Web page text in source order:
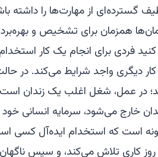
گسترده‌ای از مهارت‌ها را داشته
همزمان برای تشخیص و
فردی برای انجام یک کار
دیگری واجد شرایط می‌کند. در
در عمل، شغل اغلب یک زندان
خارج می‌شود، سرمایه انسانی خود
است که استخدام ایده‌آل کسی
روز کاری تلاش می‌کند، و سپس